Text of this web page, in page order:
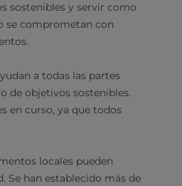
sostenibles y servir como
se comprometan con
a todas las partes
de objetivos sostenibles.
en curso, ya que todos
locales pueden
Se han establecido más de